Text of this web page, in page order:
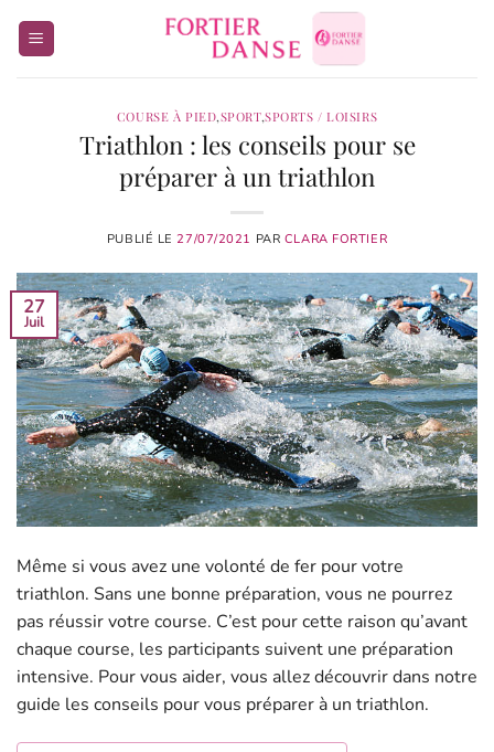
COURSE À PIED,SPORT,SPORTS / LOISIRS
Triathlon : les conseils pour se
préparer à un triathlon
PUBLIÉ LE27/07/2021 PAR CLARA FORTIER
27
Juil
Même si vous avez une volonté de fer pour votre
triathlon. Sans une bonne préparation, vous ne pourrez
pas réussir votre course. C’est pour cette raison qu’avant
chaque course, les participants suivent une préparation
intensive. Pour vous aider, vous allez découvrir dans notre
guide les conseils pour vous préparer à un triathlon.